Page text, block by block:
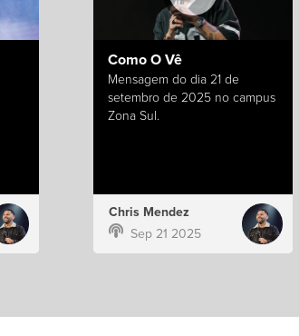
Como O Vê
Mensagem do dia 21 de
setembro de 2025 no campus
Zona Sul.
Chris Mendez
Sep 21 2025